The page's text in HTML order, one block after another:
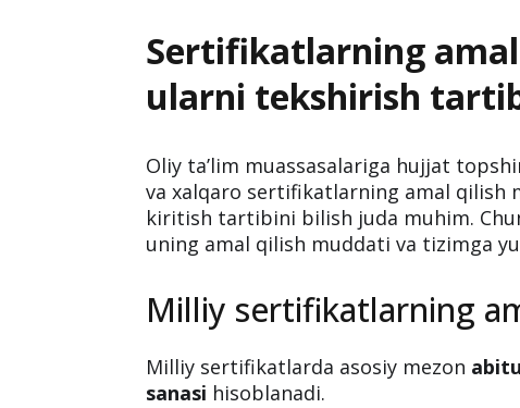
Sertifikatlarning
ularni tekshirish
Oliy ta’lim muassasalariga hujjat
va xalqaro sertifikatlarning amal qilish
kiritish tartibini bilish juda muhim.
uning amal qilish muddati va tizimga
Milliy sertifikatlarning
Milliy sertifikatlarda asosiy mezon
sanasi hisoblanadi.